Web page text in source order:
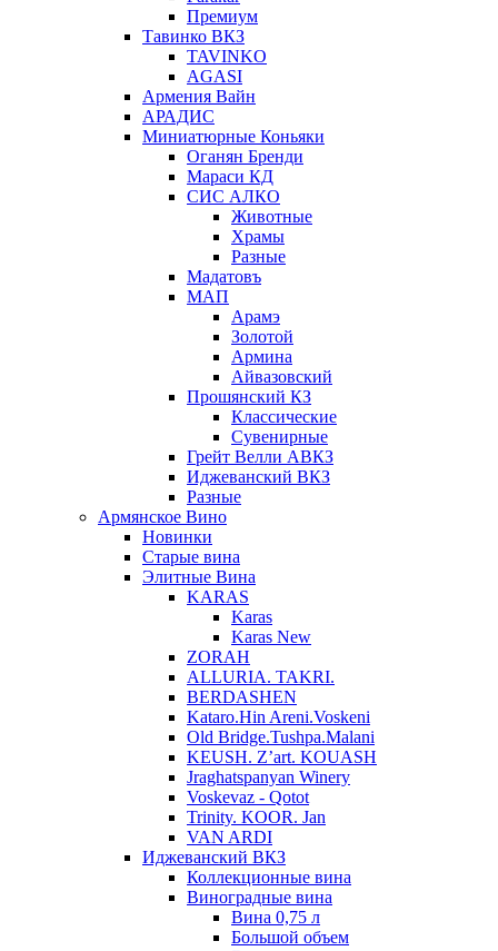
Премиум
Тавинко ВКЗ
TAVINKO
AGASI
Армения Вайн
АРАДИС
Миниатюрные Коньяки
Оганян Бренди
Мараси КД
СИС АЛКО
Животные
Храмы
Разные
Мадатовъ
МАП
Арамэ
Золотой
Армина
Айвазовский
Прошянский КЗ
Классические
Сувенирные
Грейт Велли АВКЗ
Иджеванский ВКЗ
Разные
Армянское Вино
Новинки
Старые вина
Элитные Вина
KARAS
Karas
Karas New
ZORAH
ALLURIA. TAKRI.
BERDASHEN
Kataro.Hin Areni.Voskeni
Old Bridge.Tushpa.Malani
KEUSH. Z’art. KOUASH
Jraghatspanyan Winery
Voskevaz - Qotot
Trinity. KOOR. Jan
VAN ARDI
Иджеванский ВКЗ
Коллекционные вина
Виноградные вина
Вина 0,75 л
Большой объем